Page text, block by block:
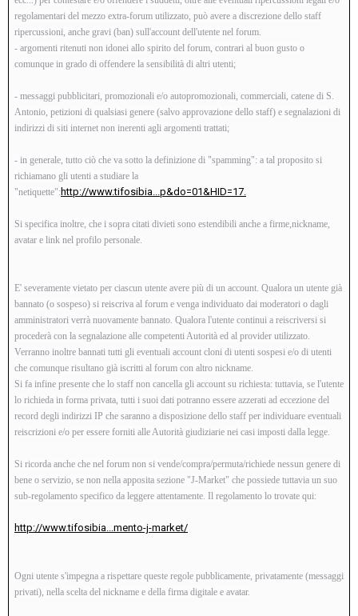
regolamentari del mezzo extra-forum utilizzato, può avere a discrezione dello staff
ripercussioni, anche gravi (ban) sull'account dell'utente nel forum.
- argomenti ritenuti non idonei allo spirito del forum, contrari al buon gusto o
comunque in grado di offendere la sensibilità di altri utenti;
- messaggi pubblicitari, promozionali e/o autopromozionali, commerciali, catene di S.
Antonio, petizioni di qualsiasi genere (salvo approvazione dello staff) e segnalazioni di
indirizzi di siti internet non inerenti agli argomenti trattati;
- in generale, tutto ciò che va sotto la definizione di "spamming": a tal proposito si
richiamano gli utenti a studiare la
"netiquette":http://www.tifosibia...p&do=01&HID=17.
Si specifica inoltre, che i sopra citati divieti sono estendibili anche a firme,nickname,
avatar e link nel profilo personale.
E' severamente vietato per ciascun utente avere più di un account. Qualora un utente già
bannato (o sospeso) si reiscriva al forum e venga individuato dai moderatori o dagli
amministratori verrà nuovamente bannato. Qualora l'utente continui a reiscriversi si
procederà con la segnalazione alle competenti Autorità ed al provider utilizzato.
Verranno inoltre bannati tutti gli eventuali account cloni di utenti sospesi e/o di utenti
che comunque risultano già iscritti al forum con altro nickname.
Si fa infine presente che lo staff non cancella gli account su richiesta: tuttavia, se l'utente
lo richieda in forma privata, tutti i suoi dati potranno essere azzerati ad eccezione del
record degli indirizzi IP che saranno a disposizione dello staff per individuare eventuali
reiscrizioni e/o per essere forniti alle Autorità giudiziarie nei casi imposti dalla legge.
Si ricorda anche che nel forum non si vende/compra/permuta/richiede nessun genere di
bene o servizio, se non nella apposita sezione "J-Market" che possiede tuttavia un suo
sub-regolamento specifico da leggere attentamente. Il regolamento lo trovate qui:
http://www.tifosibia...mento-j-market/
Ogni utente s'impegna a rispettare queste regole pubblicamente, privatamente (messaggi
privati), nella scelta del nickname e della firma digitale e avatar.